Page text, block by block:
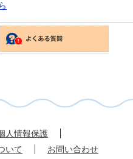
人情報保護
いて お問い合わせ